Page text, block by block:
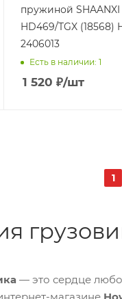
пружиной SHAANXI
HD469/TGX (18568)
2406013
Есть в наличии: 1
1 520 ₽/шт
1
— это сердце